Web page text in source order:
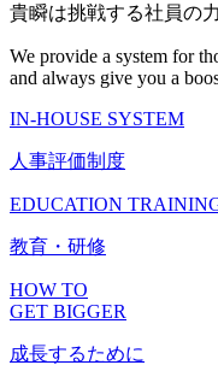
貴瞬は挑戦する社員の
We provide a system for
and always give you a
IN-HOUSE SYSTEM
人事評価制度
EDUCATION
教育・研修
HOW TO
GET BIGGER
成長するために